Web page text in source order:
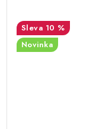
10 %
Novinka